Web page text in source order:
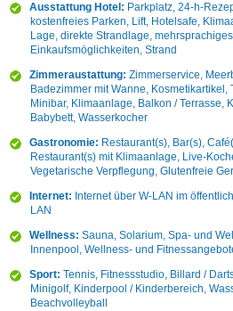
Ausstattung Hotel: Parkplatz, 24-h-
kostenfreies Parken, Lift, Hotelsafe,
Lage, direkte Strandlage,
Einkaufsmöglichkeiten, Strand
Zimmeraustattung: Zimmerservice,
Badezimmer mit Wanne, Kosmetikartikel,
Minibar, Klimaanlage, Balkon / Terrasse,
Babybett, Wasserkocher
Gastronomie: Restaurant(s), Bar(s),
Restaurant(s) mit Klimaanlage, Live-
Vegetarische Verpflegung, Glutenfreie
Internet: Internet über W-LAN im
LAN
Wellness: Sauna, Solarium, Spa- und
Innenpool, Wellness- und
Sport: Tennis, Fitnessstudio, Billard /
Minigolf, Kinderpool / Kinderbereich,
Beachvolleyball